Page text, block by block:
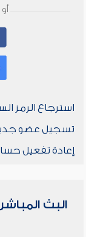
استرجاع الرمز
تسجيل عضو
إعادة تفعيل
البث المباشر